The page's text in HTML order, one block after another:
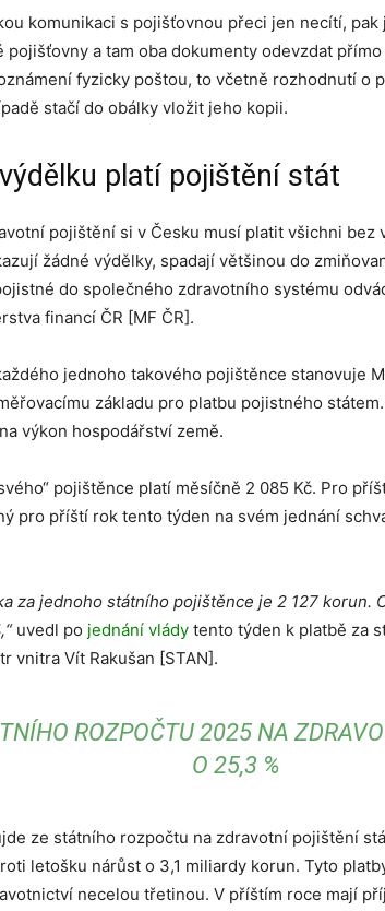
komunikaci s pojišťovnou přeci jen necítí,
a tam oba dokumenty odevzdat
fyzicky poštou, to včetně rozhodnutí o
stačí do obálky vložit jeho kopii.
platí pojištění stát
pojištění si v Česku musí platit všichni bez
žádné výdělky, spadají většinou do
do společného zdravotního systému
financí ČR [MF ČR].
jednoho takového pojištěnce stanovuje
základu pro platbu pojistného
výkon hospodářství země.
pojištěnce platí měsíčně 2 085 Kč. Pro
pro příští rok tento týden na svém jednání
za jednoho státního pojištěnce je 2 127 korun.
uvedl po jednání vlády tento týden k platbě za
vnitra Vít Rakušan [STAN].
ROZPOČTU 2025 NA
O 25,3 %
ze státního rozpočtu na zdravotní pojištění
letošku nárůst o 3,1 miliardy korun. Tyto
necelou třetinou. V příštím roce mají